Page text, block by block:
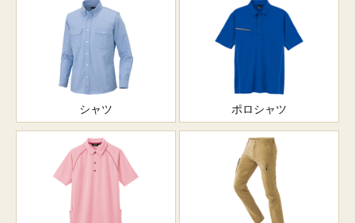
シャツ ポロシャツ